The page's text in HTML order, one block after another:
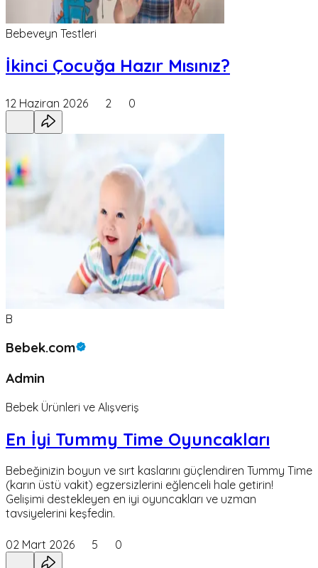
Bebeveyn Testleri
İkinci Çocuğa Hazır Mısınız?
12 Haziran 2026 2 0
B
Bebek.com
Admin
Bebek Ürünleri ve Alışveriş
En İyi Tummy Time Oyuncakları
Bebeğinizin boyun ve sırt kaslarını güçlendiren Tummy Time
(karın üstü vakit) egzersizlerini eğlenceli hale getirin!
Gelişimi destekleyen en iyi oyuncakları ve uzman
tavsiyelerini keşfedin.
02 Mart 2026 5 0